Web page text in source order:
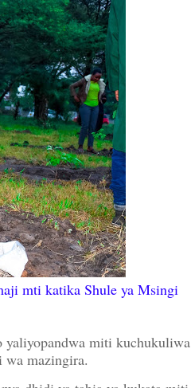
mti katika Shule ya Msingi
yaliyopandwa miti kuchukuliwa
mazingira.